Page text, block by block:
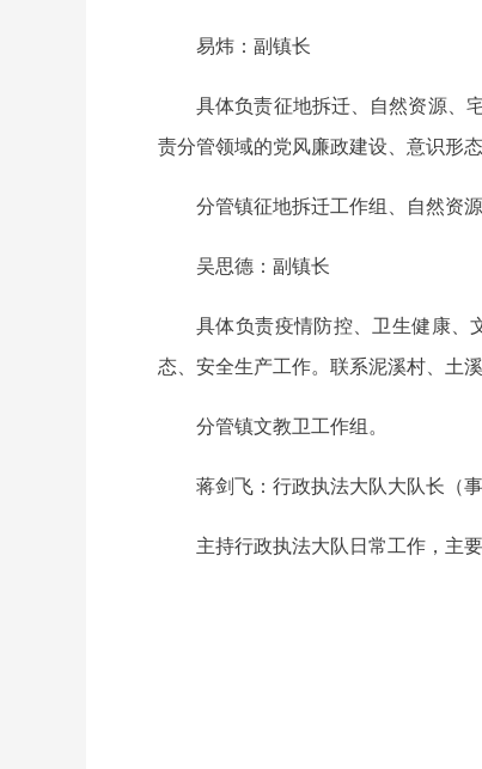
易炜：副镇长
具体负责征地拆迁、自然资源、
责分管领域的党风廉政建设、意识形
分管镇征地拆迁工作组、自然资源
吴思德：副镇长
具体负责疫情防控、卫生健康、
态、安全生产工作。联系泥溪村、土溪
分管镇文教卫工作组。
蒋剑飞：行政执法大队大队长（
主持行政执法大队日常工作，主